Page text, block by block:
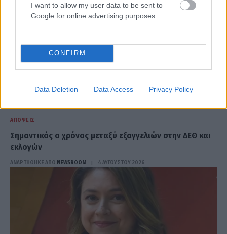
I want to allow my user data to be sent to
Google for online advertising purposes.
CONFIRM
Data Deletion Data Access Privacy Policy
ΑΠΌΨΕΙΣ
Σημαντικός ο χρόνος μεταξύ εξαγγελιών στην ΔΕΘ και
εκλογών
ΑΝΑΡΤΗΘΗΚΕ ΑΠΟ NEWSROOM 4 ΑΥΓΟΎΣΤΟΥ 2026